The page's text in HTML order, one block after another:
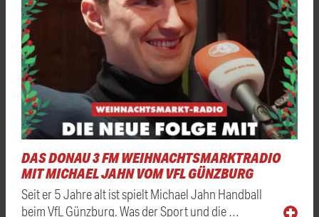
DAS DONAU 3 FM WEIHNACHTSMARKTRADIO
MIT MICHAEL JAHN VOM VFL GÜNZBURG
Seit er 5 Jahre alt ist spielt Michael Jahn Handball
beim VfL Günzburg. Was der Sport und die …